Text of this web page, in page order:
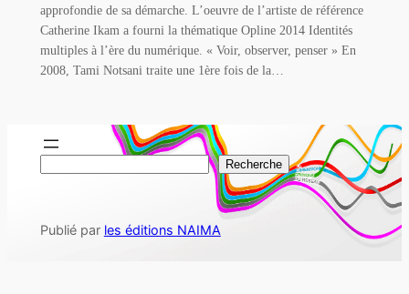
approfondie de sa démarche. L’oeuvre de l’artiste de référence
Catherine Ikam a fourni la thématique Opline 2014 Identités
multiples à l’ère du numérique. « Voir, observer, penser » En
2008, Tami Notsani traite une 1ère fois de la…
h
Recherche
Publié par les éditions NAIMA